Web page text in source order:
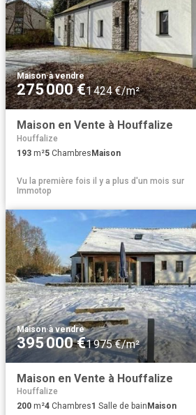
Maison·à vendre
275 000 €1 424 €/m²
Maison en Vente à Houffalize
Houffalize
193 m²5 ChambresMaison
Vu la première fois il y a plus d'un mois sur
Immotop
Maison·à vendre
395 000 €1 975 €/m²
Maison en Vente à Houffalize
Houffalize
200 m²4 Chambres1 Salle de bain Maison